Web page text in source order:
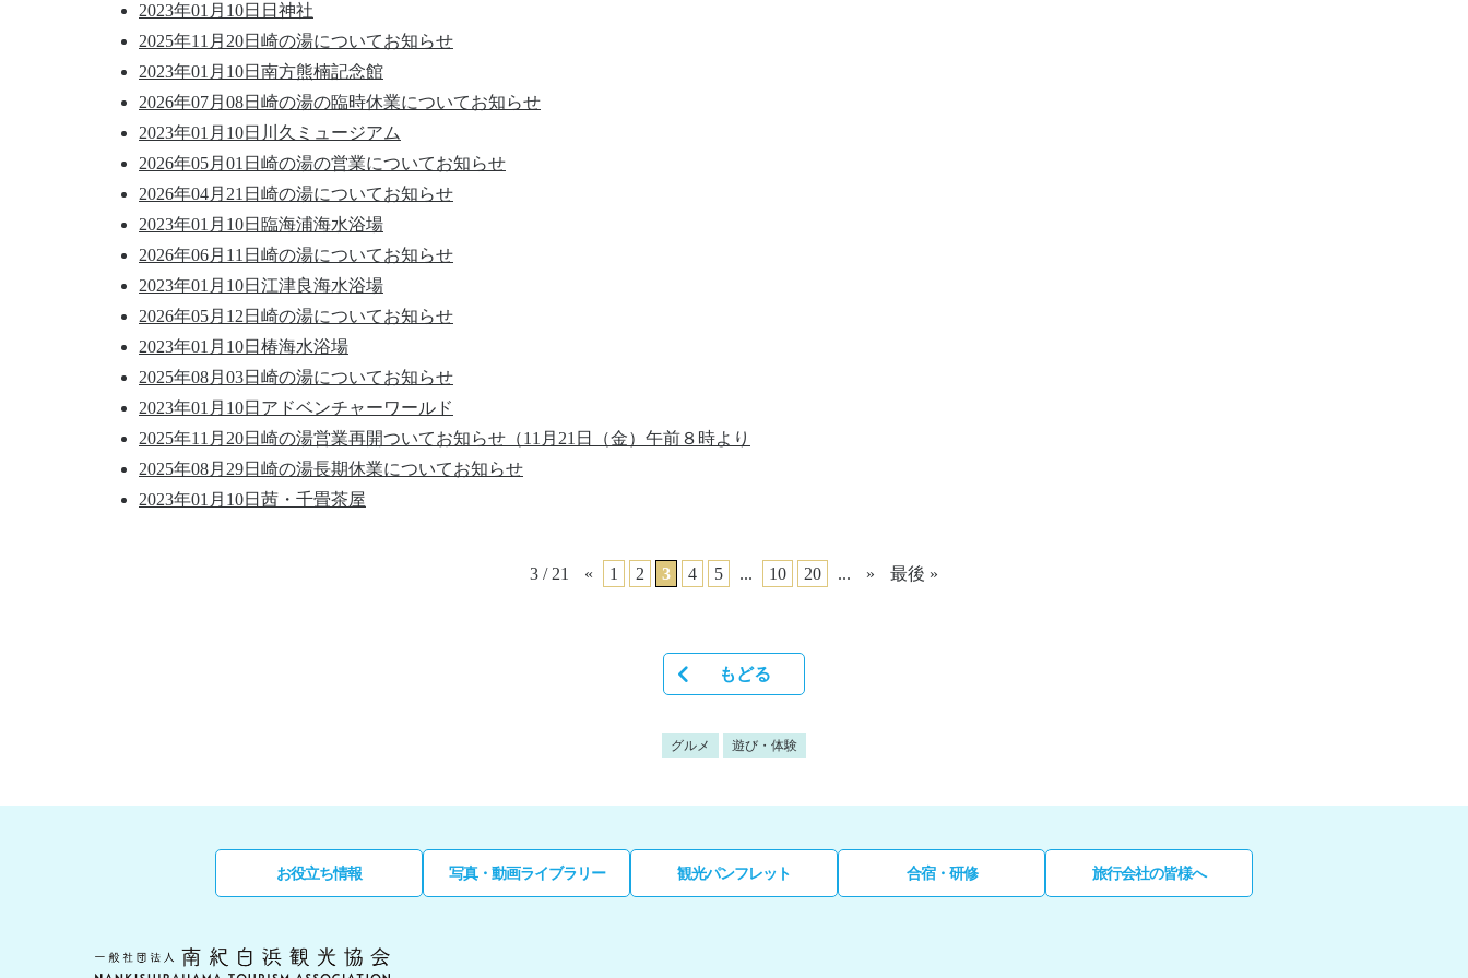
2023年01月10日 日神社
2025年11月20日 崎の湯についてお知らせ
2023年01月10日 南方熊楠記念館
2026年07月08日 崎の湯の臨時休業についてお知らせ
2023年01月10日 川久ミュージアム
2026年05月01日 崎の湯の営業についてお知らせ
2026年04月21日 崎の湯についてお知らせ
2023年01月10日 臨海浦海水浴場
2026年06月11日 崎の湯についてお知らせ
2023年01月10日 江津良海水浴場
2026年05月12日 崎の湯についてお知らせ
2023年01月10日 椿海水浴場
2025年08月03日 崎の湯についてお知らせ
2023年01月10日 アドベンチャーワールド
2025年11月20日 崎の湯営業再開ついてお知らせ（11月21日（金）午前８時より
2025年08月29日 崎の湯長期休業についてお知らせ
2023年01月10日 茜・千畳茶屋
3 / 21 « 1 2 3 4 5 ... 10 20 ... » 最後 »
もどる
グルメ 遊び・体験
お役立ち情報 写真・動画ライブラリー 観光パンフレット 合宿・研修 旅行会社の皆様へ